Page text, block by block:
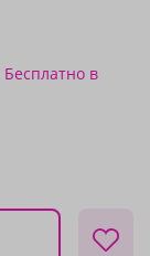
Бесплатно в